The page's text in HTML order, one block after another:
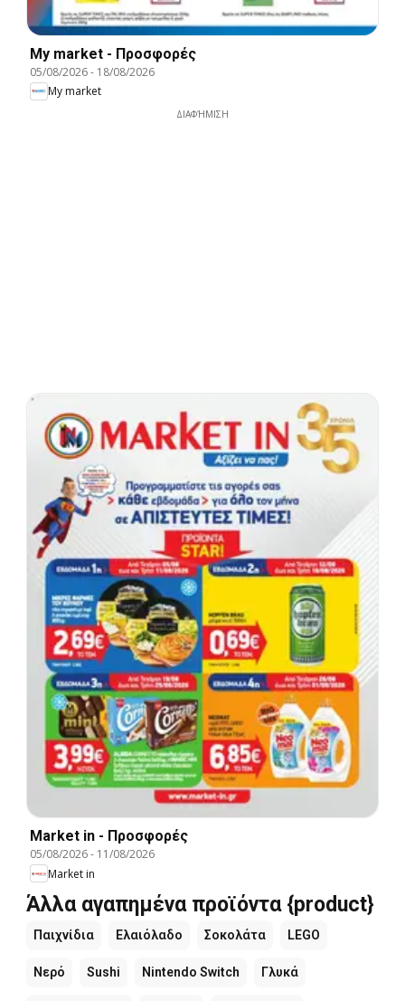
My market - Προσφορές
05/08/2026- 18/08/2026
My market
ΔΙΑΦΉΜΙΣΗ
Market in - Προσφορές
05/08/2026- 11/08/2026
Market in
Άλλα αγαπημένα προϊόντα {product}
Παιχνίδια Ελαιόλαδο Σοκολάτα LEGO
Νερό Sushi Nintendo Switch Γλυκά